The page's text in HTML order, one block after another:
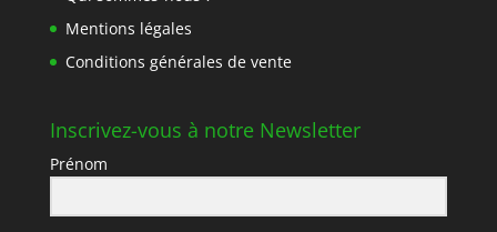
Mentions légales
Conditions générales de vente
Inscrivez-vous à notre Newsletter
Prénom